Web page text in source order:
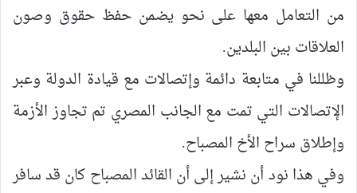
من التعامل معها على نحو يضمن حفظ حقوق وصون
العلاقات بين البلدين.
وظللنا في متابعة دائمة وإتصالات مع قيادة الدولة وعبر
الإتصالات التي تمت مع الجانب المصري تم تجاوز الأزمة
وإطلاق سراح الأخ المصباح.
وفي هذا نود أن نشير إلى أن القائد المصباح كان قد سافر